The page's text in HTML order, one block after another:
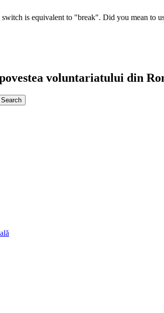
is equivalent to "break". Did you mean to
voluntariatului din